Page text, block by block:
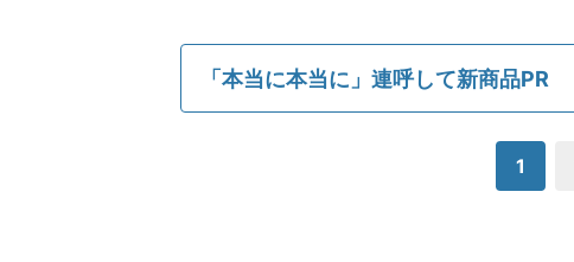
「本当に本当に」連呼して新商品PR
1